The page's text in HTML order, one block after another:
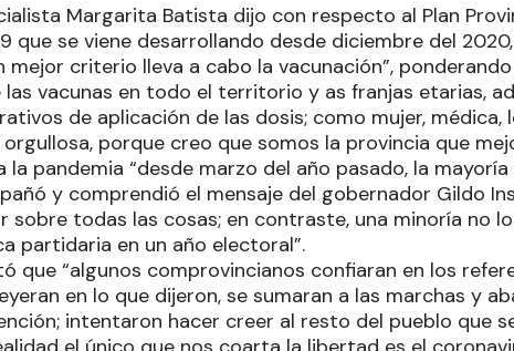
Margarita Batista dijo con respecto al Plan
que se viene desarrollando desde diciembre del
mejor criterio lleva a cabo la vacunación”,
vacunas en todo el territorio y as franjas etarias,
de aplicación de las dosis; como mujer, médica,
porque creo que somos la provincia que
la pandemia “desde marzo del año pasado, la
y comprendió el mensaje del gobernador Gildo
sobre todas las cosas; en contraste, una minoría no
partidaria en un año electoral”.
que “algunos comprovincianos confiaran en los
en lo que dijeron, se sumaran a las marchas y
intentaron hacer creer al resto del pueblo que